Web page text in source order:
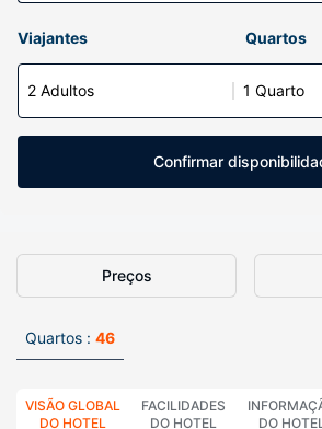
Viajantes Quartos
2 Adultos 1 Quarto
Confirmar
Preços
Quartos : 46
VISÃO GLOBAL
DO HOTEL
FACILIDADES
DO HOTEL
DO